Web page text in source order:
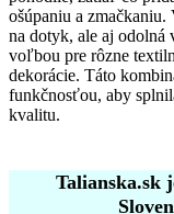
ošúpaniu a
na dotyk, ale aj odolná
voľbou pre rôzne
dekorácie. Táto
funkčnosťou, aby
kvalitu.
Talianska.sk